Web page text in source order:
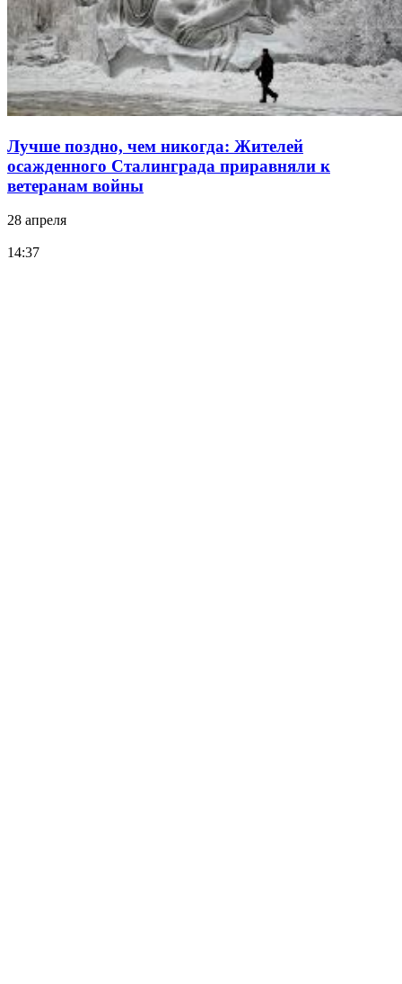
Лучше поздно, чем никогда: Жителей
осажденного Сталинграда приравняли к
ветеранам войны
28 апреля
14:37